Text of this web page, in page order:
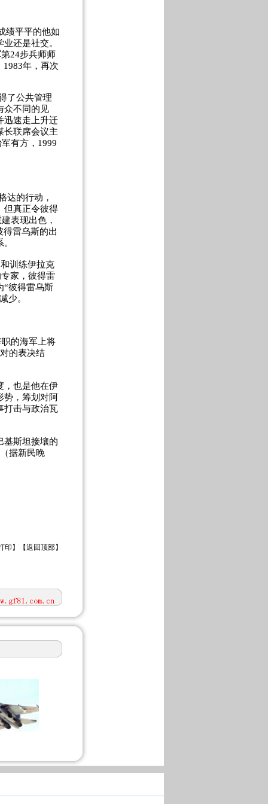
绩平平的他如
还是社交。
24步兵师师
年，再次
了公共管理
众不同的见
迅速走上升迁
长联席会议主
有方，1999
达的行动，
但真正令彼得
表现出色，
得雷乌斯的出
训练伊拉克
家，彼得雷
“彼得雷乌斯
少。
的海军上将
的表决结
，也是他在伊
势，筹划对阿
打击与政治瓦
斯坦接壤的
据新民晚
印 】【返回顶部】